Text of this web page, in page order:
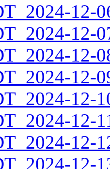
12-
12-
12-
12-
12-
12-
12-
12-